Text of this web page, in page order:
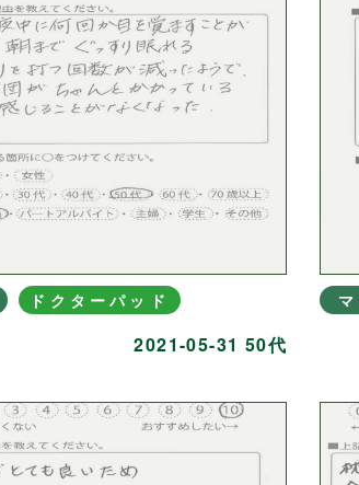
ドクターパッド
2021-05-31 50代